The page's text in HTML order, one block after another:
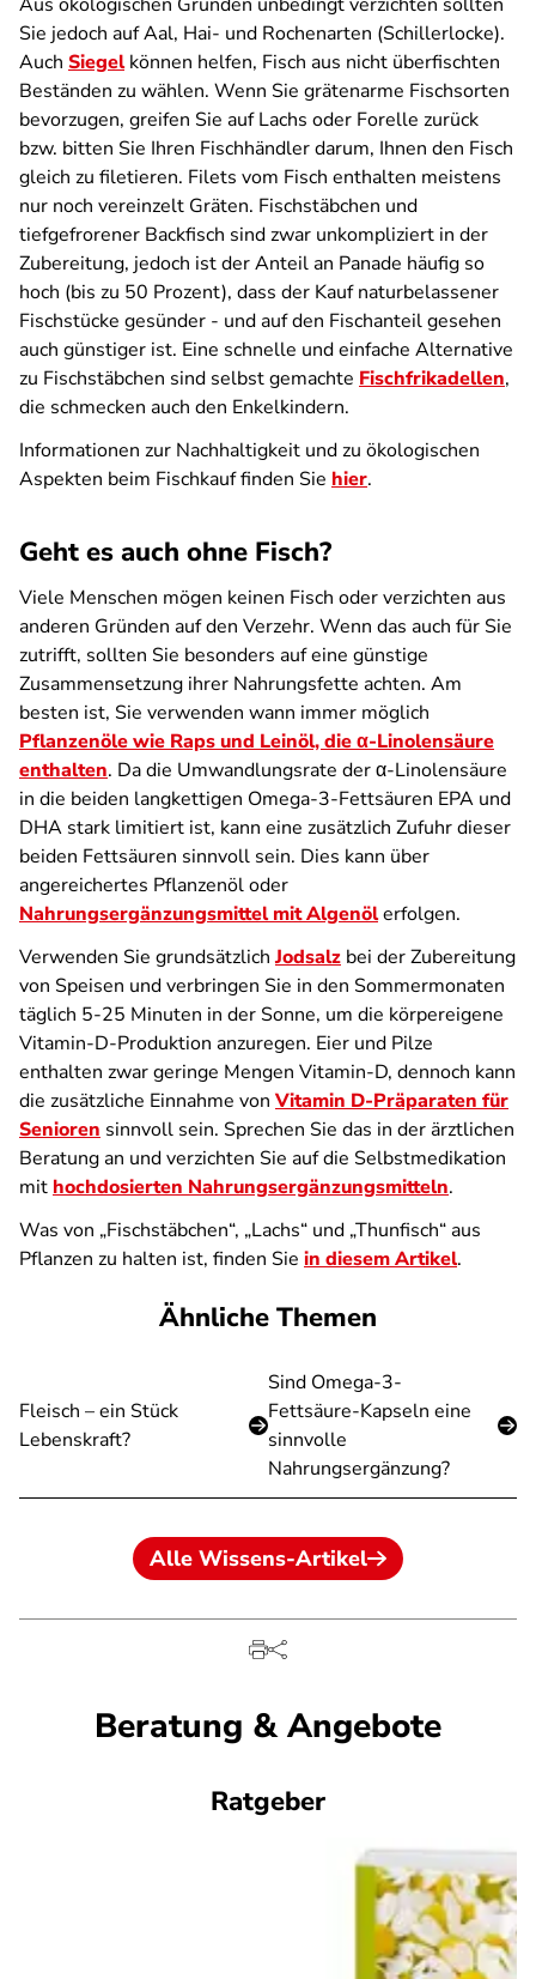
Sie jedoch auf Aal, Hai- und Rochenarten (Schillerlocke).
Auch Siegelkönnen helfen, Fisch aus nicht überfischten
Beständen zu wählen. Wenn Sie grätenarme Fischsorten
bevorzugen, greifen Sie auf Lachs oder Forelle zurück
bzw. bitten Sie Ihren Fischhändler darum, Ihnen den Fisch
gleich zu filetieren. Filets vom Fisch enthalten meistens
nur noch vereinzelt Gräten. Fischstäbchen und
tiefgefrorener Backfisch sind zwar unkompliziert in der
Zubereitung, jedoch ist der Anteil an Panade häufig so
hoch (bis zu 50 Prozent), dass der Kauf naturbelassener
Fischstücke gesünder - und auf den Fischanteil gesehen
auch günstiger ist. Eine schnelle und einfache Alternative
zu Fischstäbchen sind selbst gemachte Fischfrikadellen,
die schmecken auch den Enkelkindern.
Informationen zur Nachhaltigkeit und zu ökologischen
Aspekten beim Fischkauf finden Sie hier.
Geht es auch ohne Fisch?
Viele Menschen mögen keinen Fisch oder verzichten aus
anderen Gründen auf den Verzehr. Wenn das auch für Sie
zutrifft, sollten Sie besonders auf eine günstige
Zusammensetzung ihrer Nahrungsfette achten. Am
besten ist, Sie verwenden wann immer möglich
Pflanzenöle wie Raps und Leinöl, die α-Linolensäure
enthalten. Da die Umwandlungsrate der α-Linolensäure
in die beiden langkettigen Omega-3-Fettsäuren EPA und
DHA stark limitiert ist, kann eine zusätzlich Zufuhr dieser
beiden Fettsäuren sinnvoll sein. Dies kann über
angereichertes Pflanzenöl oder
Nahrungsergänzungsmittel mit Algenölerfolgen.
Verwenden Sie grundsätzlichJodsalz bei der Zubereitung
von Speisen und verbringen Sie in den Sommermonaten
täglich 5-25 Minuten in der Sonne, um die körpereigene
Vitamin-D-Produktion anzuregen. Eier und Pilze
enthalten zwar geringe Mengen Vitamin-D, dennoch kann
die zusätzliche Einnahme von Vitamin D-Präparaten für
Senioren sinnvoll sein. Sprechen Sie das in der ärztlichen
Beratung an und verzichten Sie auf die Selbstmedikation
mit hochdosierten Nahrungsergänzungsmitteln.
Was von „Fischstäbchen“, „Lachs“ und „Thunfisch“ aus
Pflanzen zu halten ist, finden Sie in diesem Artikel.
Ähnliche Themen
Fleisch – ein Stück
Lebenskraft?
Sind Omega-3-
Fettsäure-Kapseln eine
sinnvolle
Nahrungsergänzung?
Alle Wissens-Artikel
Beratung & Angebote
Ratgeber